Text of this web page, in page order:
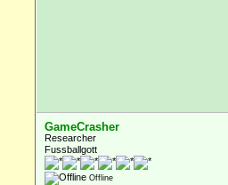
GameCrasher
Researcher
Fussballgott
Offline